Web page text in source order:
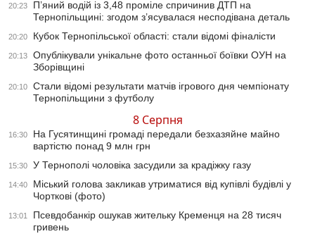
20:23
П’яний водій із 3,48 проміле спричинив ДТП на
Тернопільщині: згодом з’ясувалася несподівана деталь
20:20 Кубок Тернопільської області: стали відомі фіналісти
20:13
Опублікували унікальне фото останньої боївки ОУН на
Зборівщині
20:10
Стали відомі результати матчів ігрового дня чемпіонату
Тернопільщини з футболу
8 Серпня
16:30
На Гусятинщині громаді передали безхазяйне майно
вартістю понад 9 млн грн
15:30 У Тернополі чоловіка засудили за крадіжку газу
14:40
Міський голова закликав утриматися від купівлі будівлі у
Чорткові (фото)
13:01
Псевдобанкір ошукав жительку Кременця на 28 тисяч
гривень